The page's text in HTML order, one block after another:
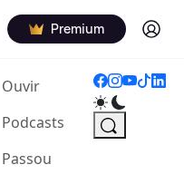
Premium Log in
Ouvir(current)
Podcasts
Passou